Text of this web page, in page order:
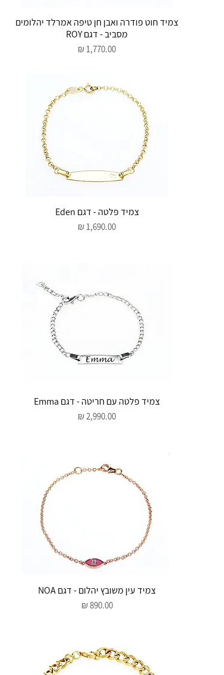
תצוגה מהירה
צמיד חוט פודרה ואבן חן טיפה אמרלד יהלומים
מסביב - דגם ROY
מחיר
תצוגה מהירה
צמיד פלטה - דגם Eden
מחיר
תצוגה מהירה
צמיד פלטה עם חריטה - דגם Emma
מחיר
תצוגה מהירה
צמיד עין משובץ יהלום - דגם NOA
מחיר‏890.00 ‏₪